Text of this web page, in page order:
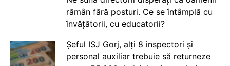
rămân fără posturi. Ce se întâmplă cu
învățătorii, cu educatorii?
Șeful ISJ Gorj, alți 8 inspectori și
personal auxiliar trebuie să returneze